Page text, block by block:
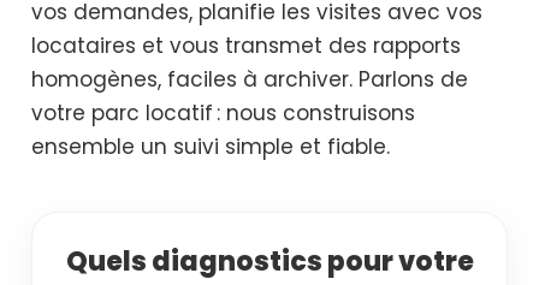
vos demandes, planifie les visites avec vos
locataires et vous transmet des rapports
homogènes, faciles à archiver. Parlons de
votre parc locatif : nous construisons
ensemble un suivi simple et fiable.
Quels diagnostics pour votre